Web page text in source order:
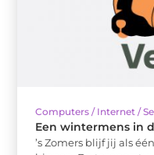
Computers / Internet /
Een wintermens in
’s Zomers blijf jij als